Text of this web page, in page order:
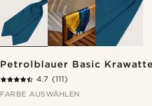
Petrolblauer Basic
4.7 (111)
FARBE AUSWÄHLEN